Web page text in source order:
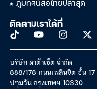
ภูมิทัศน์สื่อไทยปีล่าสุด
ติดตามเราได้ที่
บริษัท ดาต้าเซ็ต จำกัด
888/178 ถนนเพลินจิต ชั้น
ปทุมวัน กรุงเทพฯ 10330